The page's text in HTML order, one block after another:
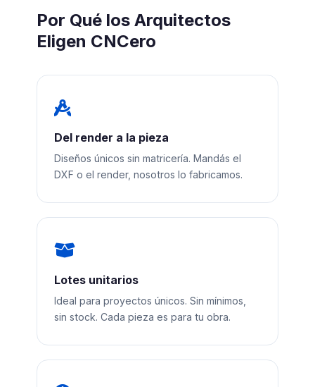
Por Qué los Arquitectos
Eligen CNCero
Del render a la pieza
Diseños únicos sin matricería. Mandás el
DXF o el render, nosotros lo fabricamos.
Lotes unitarios
Ideal para proyectos únicos. Sin mínimos,
sin stock. Cada pieza es para tu obra.